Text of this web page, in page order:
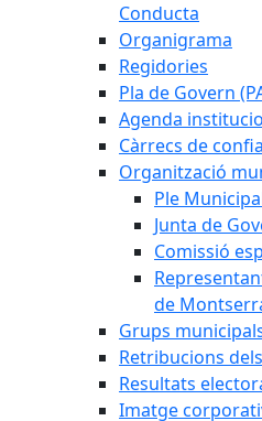
Conducta
Organigrama
Regidories
Pla de Govern
Agenda
Càrrecs de
Organització
Ple
Junta de
Comissió
de
Grups
Retribucions
Resultats
Imatge